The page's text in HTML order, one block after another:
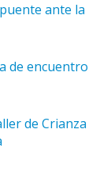
ante la
de encuentro
de Crianza